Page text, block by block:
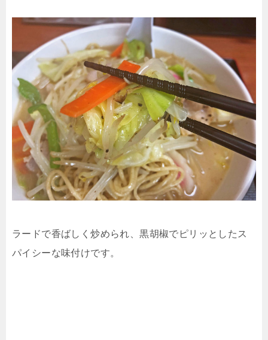
ラードで香ばしく炒められ、黒胡椒でピリッとしたス
パイシーな味付けです。